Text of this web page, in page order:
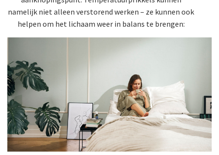
namelijk niet alleen verstorend werken – ze kunnen ook
helpen om het lichaam weer in balans te brengen: